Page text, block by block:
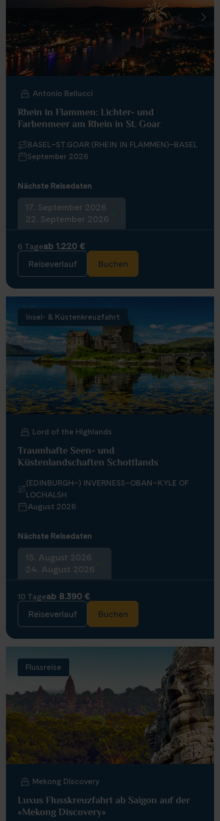
Antonio Bellucci
Rhein in Flammen: Lichter- und
Farbenmeer am Rhein in St. Goar
BASEL–ST.GOAR (RHEIN IN FLAMMEN)–BASEL
September 2026
Nächste Reisedaten
17. September 2026
22. September 2026
6 Tageab 1.220 €
Reiseverlauf
Buchen
Insel- & Küstenkreuzfahrt
Lord of the Highlands
Traumhafte Seen- und
Küstenlandschaften Schottlands
(EDINBURGH–) INVERNESS–OBAN–KYLE OF
LOCHALSH
August 2026
Nächste Reisedaten
15. August 2026
24. August 2026
10 Tageab 8.390 €
Reiseverlauf
Buchen
Flussreise
Mekong Discovery
Luxus Flusskreuzfahrt ab Saigon auf der
«Mekong Discovery»